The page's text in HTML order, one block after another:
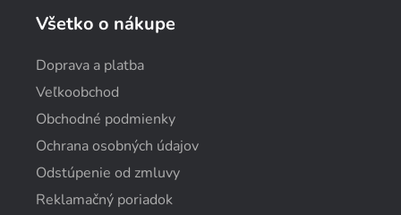
Všetko o nákupe
Doprava a platba
Veľkoobchod
Obchodné podmienky
Ochrana osobných údajov
Odstúpenie od zmluvy
Reklamačný poriadok